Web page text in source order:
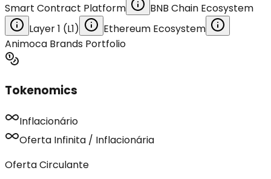
Smart Contract Platform
BNB Chain Ecosystem
Layer 1 (L1)
Ethereum Ecosystem
Animoca Brands Portfolio
Tokenomics
Inflacionário
Oferta Infinita / Inflacionária
Oferta Circulante